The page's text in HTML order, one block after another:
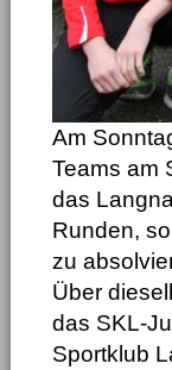
Am
Teams am
das
Runden,
zu
Über
das SKL-
Sportklub